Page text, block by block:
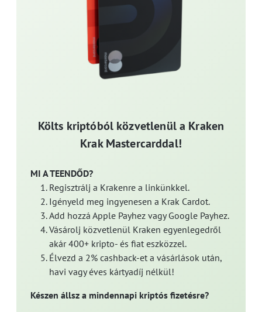
Költs kriptóból közvetlenül a Kraken
Krak Mastercarddal!
MI A TEENDŐD?
Regisztrálj a Krakenre a linkünkkel.
Igényeld meg ingyenesen a Krak Cardot.
Add hozzá Apple Payhez vagy Google Payhez.
Vásárolj közvetlenül Kraken egyenlegedről
akár 400+ kripto- és fiat eszközzel.
Élvezd a 2% cashback-et a vásárlások után,
havi vagy éves kártyadíj nélkül!
Készen állsz a mindennapi kriptós fizetésre?